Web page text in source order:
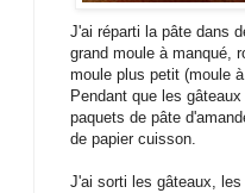
J'ai réparti la pâte dans
grand moule à manqué,
moule plus petit (moule
Pendant que les
paquets de pâte
de papier cuisson.
J'ai sorti les gâteaux,